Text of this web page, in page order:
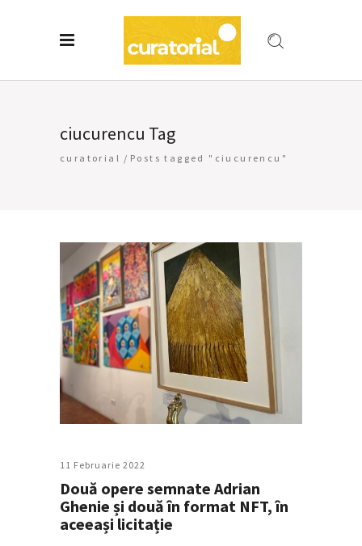
ciucurencu Tag
curatorial / Posts tagged "ciucurencu"
11 Februarie 2022
Două opere semnate Adrian
Ghenie și două în format NFT, în
aceeași licitație